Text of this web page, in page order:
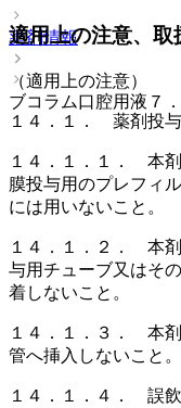
薬剤情報
ブコラム口腔用液７
適用上の注意、取
（適用上の注意）
１４．１． 薬剤投
１４．１．１． 本
膜投与用のプレフィ
には用いないこと。
１４．１．２． 本
与用チューブ又はそ
着しないこと。
１４．１．３． 本
管へ挿入しないこと。
１４．１．４． 誤